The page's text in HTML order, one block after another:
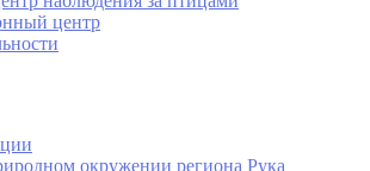
центр
окружении региона Рука